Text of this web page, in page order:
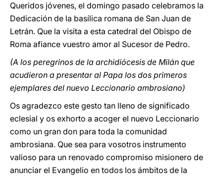
Queridos jóvenes, el domingo pasado celebramos la
Dedicación de la basílica romana de San Juan de
Letrán. Que la visita a esta catedral del Obispo de
Roma afiance vuestro amor al Sucesor de Pedro.
(A los peregrinos de la archidiócesis de Milán que
acudieron a presentar al Papa los dos primeros
ejemplares del nuevo Leccionario ambrosiano)
Os agradezco este gesto tan lleno de significado
eclesial y os exhorto a acoger el nuevo Leccionario
como un gran don para toda la comunidad
ambrosiana. Que sea para vosotros instrumento
valioso para un renovado compromiso misionero de
anunciar el Evangelio en todos los ámbitos de la